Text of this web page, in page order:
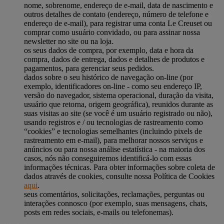
nome, sobrenome, endereço de e-mail, data de nascimento e
outros detalhes de contato (endereço, número de telefone e
endereço de e-mail), para registrar uma conta Le Creuset ou
comprar como usuário convidado, ou para assinar nossa
newsletter no site ou na loja.
os seus dados de compra, por exemplo, data e hora da
compra, dados de entrega, dados e detalhes de produtos e
pagamentos, para gerenciar seus pedidos.
dados sobre o seu histórico de navegação on-line (por
exemplo, identificadores on-line - como seu endereço IP,
versão do navegador, sistema operacional, duração da visita,
usuário que retorna, origem geográfica), reunidos durante as
suas visitas ao site (se você é um usuário registrado ou não),
usando registros e / ou tecnologias de rastreamento como
“cookies” e tecnologias semelhantes (incluindo pixels de
rastreamento em e-mail), para melhorar nossos serviços e
anúncios ou para nossa análise estatística - na maioria dos
casos, nós não conseguiremos identificá-lo com essas
informações técnicas. Para obter informações sobre coleta de
dados através de cookies, consulte nossa Política de Cookies
aqui.
seus comentários, solicitações, reclamações, perguntas ou
interações connosco (por exemplo, suas mensagens, chats,
posts em redes sociais, e-mails ou telefonemas).